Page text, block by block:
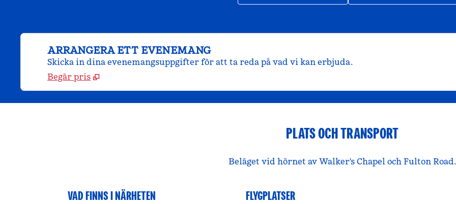
ARRANGERA ETT EVENEMANG
Skicka in dina evenemangsuppgifter för att ta reda på vad vi kan erbjuda.
Begär pris
PLATS OCH TRANSPORT
Beläget vid hörnet av Walker's Chapel och Fulton Road.
VAD FINNS I NÄRHETEN FLYGPLATSER